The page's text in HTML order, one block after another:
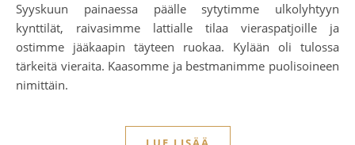
Syyskuun painaessa päälle sytytimme ulkolyhtyyn
kynttilät, raivasimme lattialle tilaa vieraspatjoille ja
ostimme jääkaapin täyteen ruokaa. Kylään oli tulossa
tärkeitä vieraita. Kaasomme ja bestmanimme puolisoineen
nimittäin.